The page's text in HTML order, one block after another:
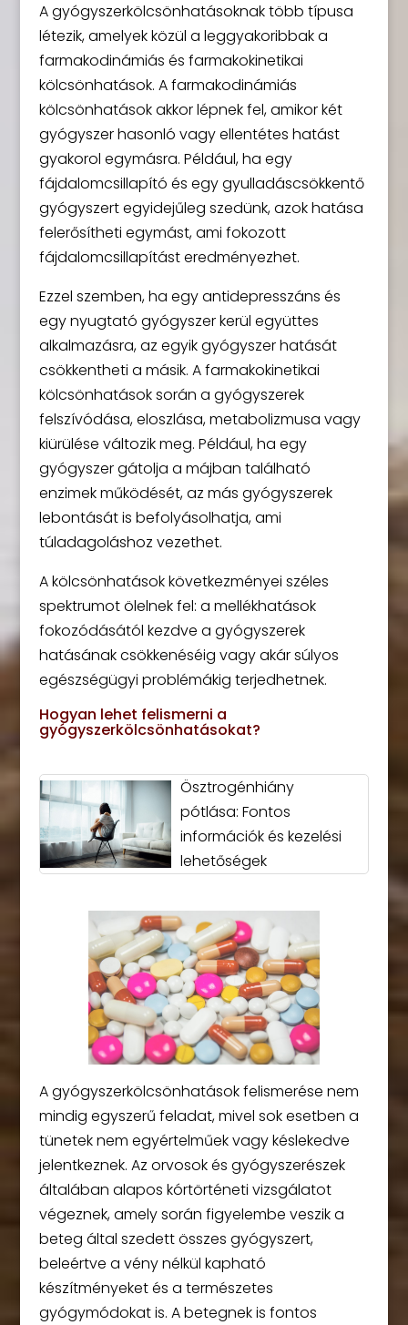
A gyógyszerkölcsönhatásoknak több típusa
létezik, amelyek közül a leggyakoribbak a
farmakodinámiás és farmakokinetikai
kölcsönhatások. A farmakodinámiás
kölcsönhatások akkor lépnek fel, amikor két
gyógyszer hasonló vagy ellentétes hatást
gyakorol egymásra. Például, ha egy
fájdalomcsillapító és egy gyulladáscsökkentő
gyógyszert egyidejűleg szedünk, azok hatása
felerősítheti egymást, ami fokozott
fájdalomcsillapítást eredményezhet.
Ezzel szemben, ha egy antidepresszáns és
egy nyugtató gyógyszer kerül együttes
alkalmazásra, az egyik gyógyszer hatását
csökkentheti a másik. A farmakokinetikai
kölcsönhatások során a gyógyszerek
felszívódása, eloszlása, metabolizmusa vagy
kiürülése változik meg. Például, ha egy
gyógyszer gátolja a májban található
enzimek működését, az más gyógyszerek
lebontását is befolyásolhatja, ami
túladagoláshoz vezethet.
A kölcsönhatások következményei széles
spektrumot ölelnek fel: a mellékhatások
fokozódásától kezdve a gyógyszerek
hatásának csökkenéséig vagy akár súlyos
egészségügyi problémákig terjedhetnek.
Hogyan lehet felismerni a
gyógyszerkölcsönhatásokat?
Ösztrogénhiány
pótlása: Fontos
információk és kezelési
lehetőségek
A gyógyszerkölcsönhatások felismerése nem
mindig egyszerű feladat, mivel sok esetben a
tünetek nem egyértelműek vagy késlekedve
jelentkeznek. Az orvosok és gyógyszerészek
általában alapos kórtörténeti vizsgálatot
végeznek, amely során figyelembe veszik a
beteg által szedett összes gyógyszert,
beleértve a vény nélkül kapható
készítményeket és a természetes
gyógymódokat is. A betegnek is fontos